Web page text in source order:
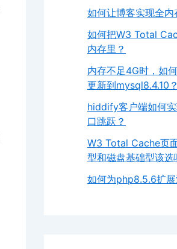
如何让博客实现全内
如何把W3 Total
内存里？
内存不足4G时，如
更新到mysql8.4.10？
hiddify客户端如何
口跳跃？
W3 Total Cache页
型和磁盘基础型该选
如何为php8.5.6扩